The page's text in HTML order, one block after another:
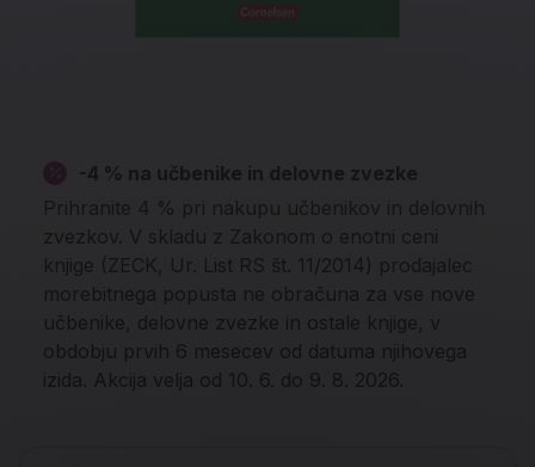
-4 % na učbenike in delovne zvezke
Prihranite 4 % pri nakupu učbenikov in delovnih
zvezkov. V skladu z Zakonom o enotni ceni
knjige (ZECK, Ur. List RS št. 11/2014) prodajalec
morebitnega popusta ne obračuna za vse nove
učbenike, delovne zvezke in ostale knjige, v
obdobju prvih 6 mesecev od datuma njihovega
izida. Akcija velja od 10. 6. do 9. 8. 2026.